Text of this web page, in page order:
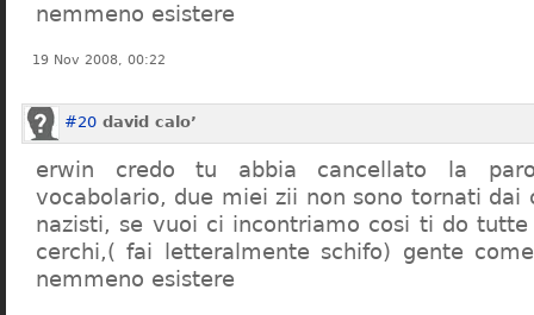
nemmeno esistere
19 Nov 2008, 00:22
#20 david calo’
erwin credo tu abbia cancellato la
vocabolario, due miei zii non sono tornati dai
nazisti, se vuoi ci incontriamo cosi ti do tutte
cerchi,( fai letteralmente schifo) gente
nemmeno esistere